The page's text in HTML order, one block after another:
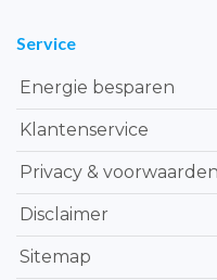
Service
Energie besparen
Klantenservice
Privacy & voorwaarden
Disclaimer
Sitemap